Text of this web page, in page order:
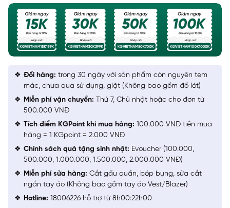
Đổi hàng: trong 30 ngày với sản phẩm còn nguyên tem
mác, chưa qua sử dụng, giặt (Không bao gồm đồ lót)
Miễn phí vận chuyển: Thứ 7, Chủ nhật hoặc cho đơn từ
500.000 VNĐ
Tích điểm KGPoint khi mua hàng: 100.000 VNĐ tiền mua
hàng = 1 KGpoint = 2.000 VNĐ
Chính sách quà tặng sinh nhật: Evoucher (100.000,
500.000, 1.000.000, 1.500.000, 2.000.000 VNĐ)
Miễn phí sửa hàng: Cắt gấu quần, bóp bụng, sửa cắt
ngắn tay áo (Không bao gồm tay áo Vest/Blazer)
Hotline: 18006226 hỗ trợ từ 8h00:22h00